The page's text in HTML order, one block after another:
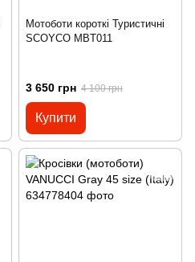
Мотоботи короткі Туристичні
SCOYCO MBT011
3 650 грн 4 100 грн
Купити